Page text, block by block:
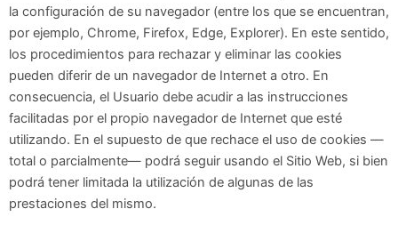
la configuración de su navegador (entre los que se encuentran,
por ejemplo, Chrome, Firefox, Edge, Explorer). En este sentido,
los procedimientos para rechazar y eliminar las cookies
pueden diferir de un navegador de Internet a otro. En
consecuencia, el Usuario debe acudir a las instrucciones
facilitadas por el propio navegador de Internet que esté
utilizando. En el supuesto de que rechace el uso de cookies —
total o parcialmente— podrá seguir usando el Sitio Web, si bien
podrá tener limitada la utilización de algunas de las
prestaciones del mismo.